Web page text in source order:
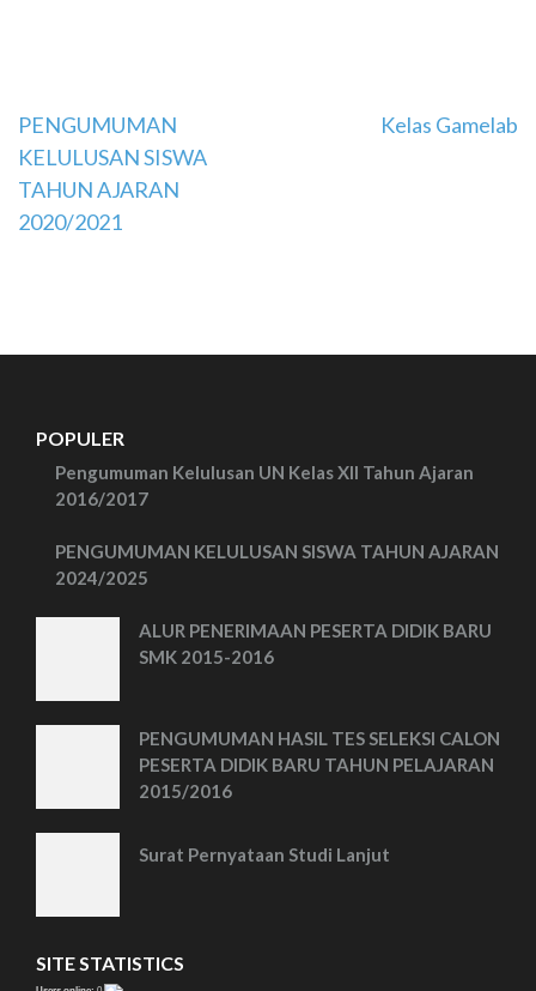
Navigasi
pos
PENGUMUMAN
KELULUSAN SISWA
TAHUN AJARAN
2020/2021
Kelas Gamelab
POPULER
Pengumuman Kelulusan UN Kelas XII Tahun Ajaran
2016/2017
PENGUMUMAN KELULUSAN SISWA TAHUN AJARAN
2024/2025
ALUR PENERIMAAN PESERTA DIDIK BARU
SMK 2015-2016
PENGUMUMAN HASIL TES SELEKSI CALON
PESERTA DIDIK BARU TAHUN PELAJARAN
2015/2016
Surat Pernyataan Studi Lanjut
SITE STATISTICS